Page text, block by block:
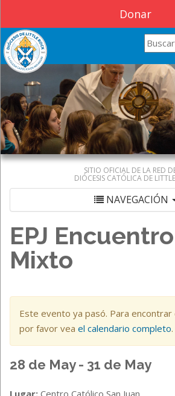
Donar
SITIO OFICIAL DE LA RED
DIÓCESIS CATÓLICA DE
NAVEGACIÓN
EPJ
Mixto
Este evento ya pasó. Para
por favor vea el calendario completo.
28 de May - 31 de May
Lugar: Centro Católico San Juan